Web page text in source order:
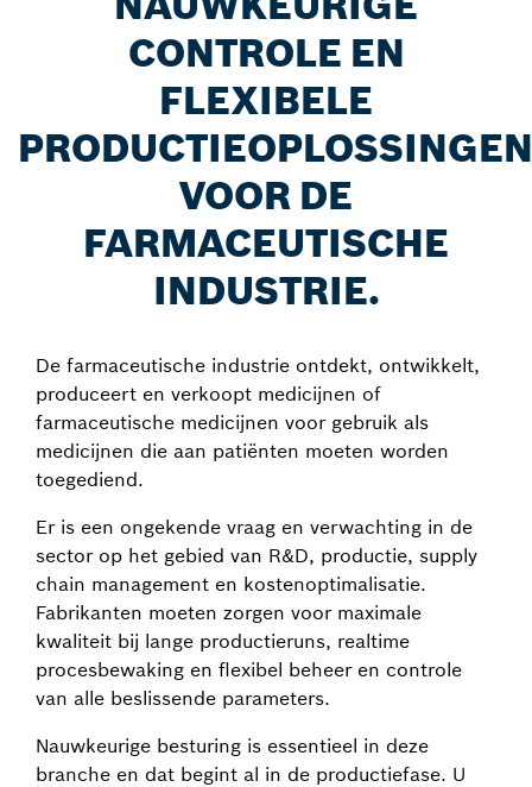
CONTROLE EN
FLEXIBELE
PRODUCTIEOPLOSSINGEN
VOOR DE
FARMACEUTISCHE
INDUSTRIE.
De farmaceutische industrie ontdekt, ontwikkelt,
produceert en verkoopt medicijnen of
farmaceutische medicijnen voor gebruik als
medicijnen die aan patiënten moeten worden
toegediend.
Er is een ongekende vraag en verwachting in de
sector op het gebied van R&D, productie, supply
chain management en kostenoptimalisatie.
Fabrikanten moeten zorgen voor maximale
kwaliteit bij lange productieruns, realtime
procesbewaking en flexibel beheer en controle
van alle beslissende parameters.
Nauwkeurige besturing is essentieel in deze
branche en dat begint al in de productiefase. U